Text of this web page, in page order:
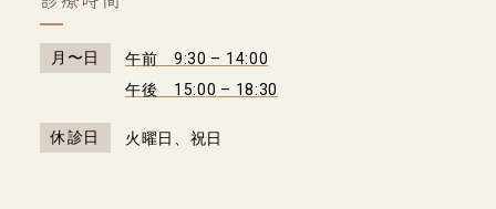
月〜日
午前 9:30 – 14:00
午後 15:00 – 18:30
休診日 火曜日、祝日